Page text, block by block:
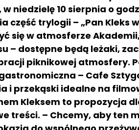
w niedzielę 10 sierpnia o
część trylogii – „Pan Kleks
się w atmosferze
– dostępne będą leżaki,
piknikowej atmosfery.
– Cafe
i przekąski idealne na
Kleksem to propozycja
treści. – Chcemy, aby ten